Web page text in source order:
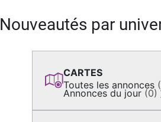
Nouveautés par
CARTES
Toutes les annonces
Annonces du jour (0)